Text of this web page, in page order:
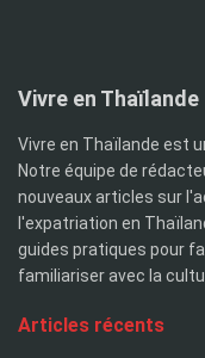
Vivre en Thaïlande
Vivre en Thaïlande est
Notre équipe de
nouveaux articles sur
l'expatriation en
guides pratiques pour
familiariser avec la
Articles récents